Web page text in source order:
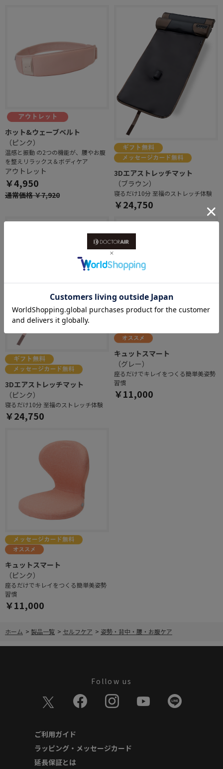
ホット&ウェーブベルト
（ピンク）
温感と振動 の2つの機能が、腰やお腹
を整えリラックス＆ボディケア
アウトレット
￥4,950
通常価格 ￥7,920
3Dエアストレッチマット
（ブラウン）
寝るだけ10分 至福のストレッチ体験
￥24,750
3Dエアストレッチマット
（ピンク）
寝るだけ10分 至福のストレッチ体験
￥24,750
キュットスマート
（グレー）
座るだけでキレイをつくる簡単美姿勢
習慣
￥11,000
キュットスマート
（ピンク）
座るだけでキレイをつくる簡単美姿勢
習慣
￥11,000
ホーム > 製品一覧 > セルフケア > 姿勢・背中・腰・お腹ケア
Follow us
ご利用ガイド
ラッピング・メッセージカード
延長保証とは